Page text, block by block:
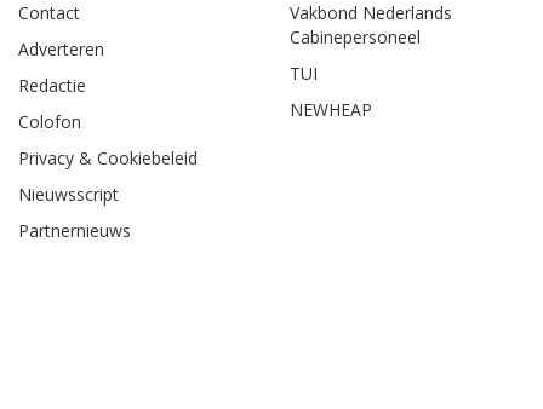
Contact
Adverteren
Redactie
Colofon
Privacy & Cookiebeleid
Nieuwsscript
Partnernieuws
Vakbond Nederlands
Cabinepersoneel
TUI
NEWHEAP